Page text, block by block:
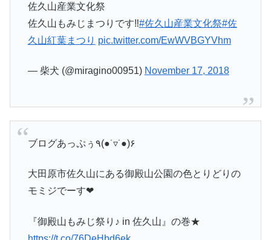
佐久山産業文化祭
佐久山もみじまつりです‼️#佐久山産業文化祭#佐
久山紅葉まつり pic.twitter.com/EwWVBGYVhm
— 柴犬 (@miragino00951) November 17, 2018
ブログあっぷぅ٩(●˙▿˙●)۶
大田原市佐久山にある御殿山公園の色とりどりの
モミジでーす❤︎
『御殿山もみじ祭り♪ in 佐久山』の巻★